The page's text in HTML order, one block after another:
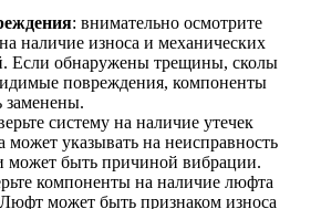
: внимательно осмотрите
наличие износа и механических
Если обнаружены трещины, сколы
повреждения, компоненты
систему на наличие утечек
может указывать на неисправность
может быть причиной вибрации.
компоненты на наличие люфта
может быть признаком износа